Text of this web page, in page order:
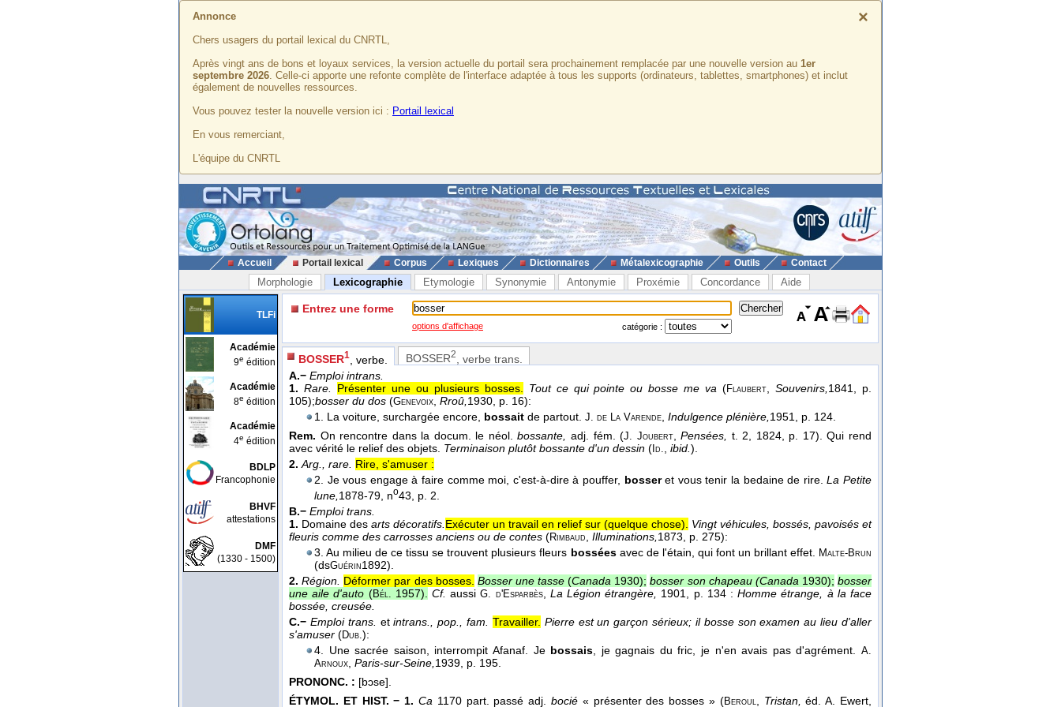
×
Annonce
Chers usagers du portail lexical du CNRTL,
Après vingt ans de bons et loyaux services, la version actuelle du portail sera prochainement remplacée par une nouvelle version au 1er
septembre 2026. Celle-ci apporte une refonte complète de l'interface adaptée à tous les supports (ordinateurs, tablettes, smartphones) et inclut
également de nouvelles ressources.
Vous pouvez tester la nouvelle version ici : Portail lexical
En vous remerciant,
L'équipe du CNRTL
Accueil Portail lexical Corpus Lexiques Dictionnaires Métalexicographie Outils Contact
Morphologie Lexicographie Etymologie Synonymie Antonymie Proxémie Concordance Aide
TLFi
Académie
9e édition
Académie
8e édition
Académie
4e édition
BDLP
Francophonie
BHVF
attestations
DMF
(1330 - 1500)
Entrez une forme
options d'affichage catégorie :
BOSSER1 , verbe. BOSSER2
, verbe trans.
A.− Emploi intrans.
1. Rare. Présenter une ou plusieurs bosses. Tout ce qui pointe ou bosse me va (Flaubert,Souvenirs,1841, p.
105);bosser du dos (Genevoix, Rroû,1930, p. 16):
1. La voiture, surchargée encore, bossait de partout. J. de La Varende, Indulgence plénière,1951, p. 124.
Rem. On rencontre dans la docum. le néol.bossante, adj. fém. (J. Joubert,Pensées, t. 2, 1824, p. 17). Qui rend
avec vérité le relief des objets. Terminaison plutôt bossante d'un dessin ( Id., ibid.).
2. Arg., rare. Rire, s'amuser :
2. Je vous engage à faire comme moi, c'est-à-dire à pouffer, bosseret vous tenir la bedaine de rire.La Petite
lune, 1878-79 , no43, p. 2.
B.− Emploi trans.
1. Domaine des arts décoratifs. Exécuter un travail en relief sur (quelque chose).
Vingt véhicules, bossés, pavoisés et
fleuris comme des carrosses anciens ou de contes (Rimbaud Illuminations, 1873 , p. 275):
3. Au milieu de ce tissu se trouvent plusieurs fleurs bosséesavec de l'étain, qui font un brillant effet. Malte-Brun
(dsGuérin1892).
2. Région. Déformer par des bosses. Bosser une tasse(Canada 1930); bosser son chapeau (Canada 1930); bosser
une aile d'auto (Bél. 1957). Cf. aussiG. d'Esparbès, La Légion étrangère, 1901, p. 134 :Homme étrange, à la face
bossée, creusée.
C.− Emploi trans. etintrans., pop., fam. Travailler. Pierre est un garçon sérieux; il bosse son examen au lieu d'aller
s'amuser (Dub.):
4. Une sacrée saison, interrompit Afanaf. Je bossais , je gagnais du fric, je n'en avais pas d'agrément.A.
Arnoux Paris-sur-Seine, 1939 , p. 195.
PRONONC. : [bɔse].
ÉTYMOL. ET HIST. − 1. Ca 1170 part. passé adj. bocié « présenter des bosses » (Beroul Tristan, éd. A. Ewert,